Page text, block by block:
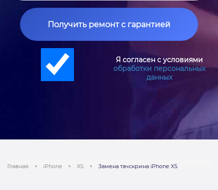
Получить ремонт с гарантией
Я согласен с условиями
обработки персональных
данных
Главная iPhone XS Замена тачскрина iPhone XS